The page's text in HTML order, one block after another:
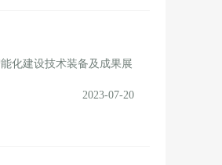
化建设技术装备及成果展
2023-07-20